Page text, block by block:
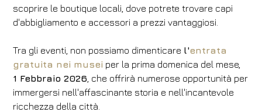
scoprire le boutique locali, dove potrete trovare capi
d'abbigliamento e accessori a prezzi vantaggiosi.
Tra gli eventi, non possiamo dimenticare l'entrata
gratuita nei musei per la prima domenica del mese,
1 Febbraio 2026 , che offrirà numerose opportunità per
immergersi nell'affascinante storia e nell'incantevole
ricchezza della città.